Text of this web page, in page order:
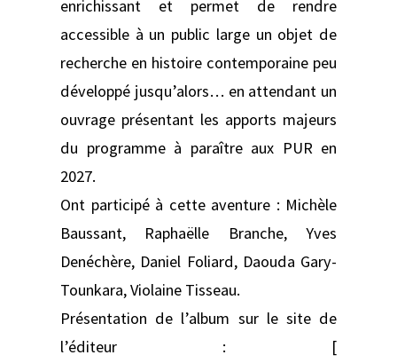
enrichissant et permet de rendre
accessible à un public large un objet de
recherche en histoire contemporaine peu
développé jusqu’alors… en attendant un
ouvrage présentant les apports majeurs
du programme à paraître aux PUR en
2027.
Ont participé à cette aventure : Michèle
Baussant, Raphaëlle Branche, Yves
Denéchère, Daniel Foliard, Daouda Gary-
Tounkara, Violaine Tisseau.
Présentation de l’album sur le site de
l’éditeur : [